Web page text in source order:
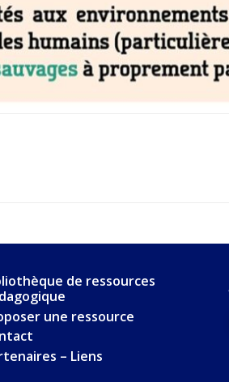
de ressources
une ressource
– Liens